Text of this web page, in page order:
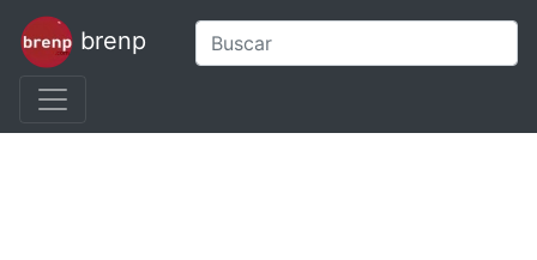
brenp